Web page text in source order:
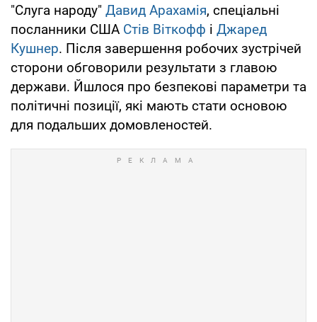
"Слуга народу" Давид Арахамія, спеціальні
посланники США Стів Віткофф і Джаред
Кушнер. Після завершення робочих зустрічей
сторони обговорили результати з главою
держави. Йшлося про безпекові параметри та
політичні позиції, які мають стати основою
для подальших домовленостей.